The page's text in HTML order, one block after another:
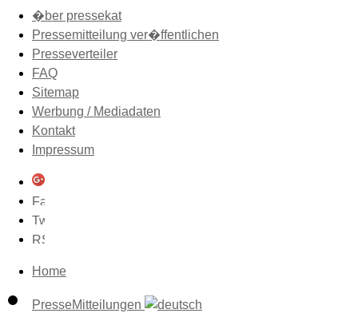
�ber pressekat
Pressemitteilung ver�ffentlichen
Presseverteiler
FAQ
Sitemap
Werbung / Mediadaten
Kontakt
Impressum
Home
PresseMitteilungen